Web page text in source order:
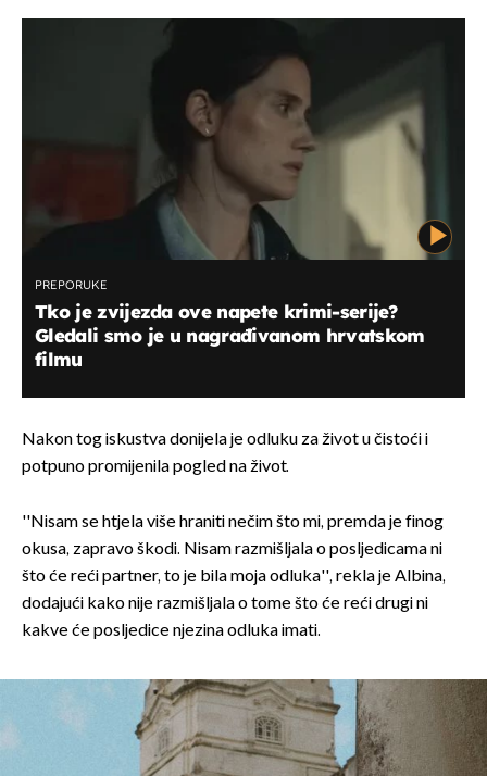
PREPORUKE
Tko je zvijezda ove napete krimi-serije?
Gledali smo je u nagrađivanom hrvatskom
filmu
Nakon tog iskustva donijela je odluku za život u čistoći i
potpuno promijenila pogled na život.
''Nisam se htjela više hraniti nečim što mi, premda je finog
okusa, zapravo škodi. Nisam razmišljala o posljedicama ni
što će reći partner, to je bila moja odluka'', rekla je Albina,
dodajući kako nije razmišljala o tome što će reći drugi ni
kakve će posljedice njezina odluka imati.